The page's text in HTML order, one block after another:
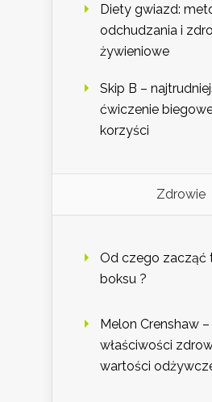
Diety gwiazd:
odchudzania i
żywieniowe
Skip B –
ćwiczenie
korzyści
Zdrowie
Od czego zacząć
boksu ?
Melon Crenshaw –
właściwości
wartości